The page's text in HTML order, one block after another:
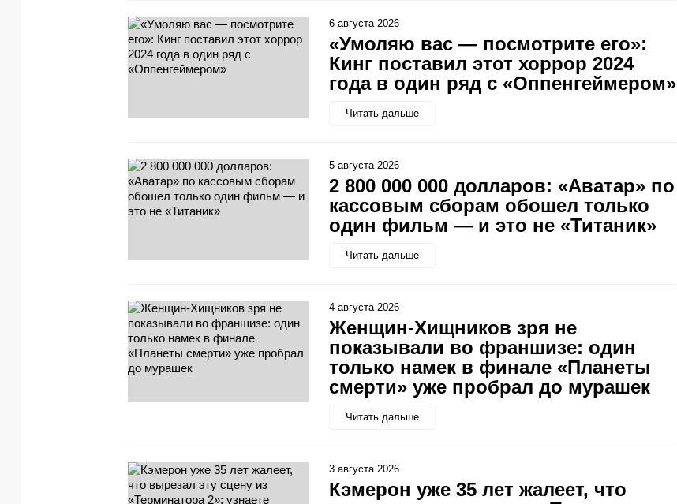
«Умоляю вас — посмотрите его»:
Кинг поставил этот хоррор 2024
года в один ряд с «Оппенгеймером»
Читать дальше
6 августа 2026
2 800 000 000 долларов: «Аватар» по
кассовым сборам обошел только
один фильм — и это не «Титаник»
Читать дальше
5 августа 2026
Женщин-Хищников зря не
показывали во франшизе: один
только намек в финале «Планеты
смерти» уже пробрал до мурашек
Читать дальше
4 августа 2026
Кэмерон уже 35 лет жалеет, что
3 августа 2026